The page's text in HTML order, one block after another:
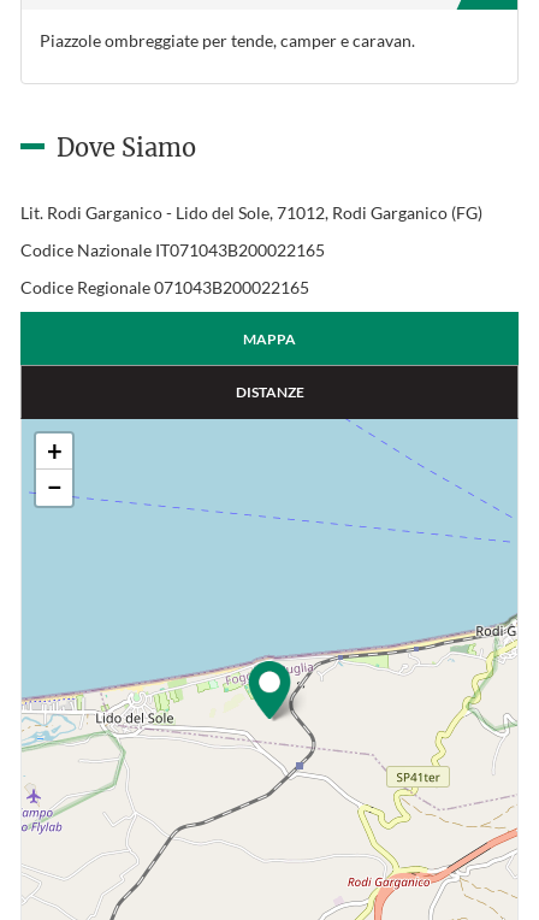
Piazzole ombreggiate per tende, camper e caravan.
Dove Siamo
Lit. Rodi Garganico - Lido del Sole, 71012, Rodi Garganico (FG)
Codice Nazionale IT071043B200022165
Codice Regionale 071043B200022165
MAPPA
DISTANZE
+
−